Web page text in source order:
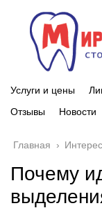
Услуги и цены
Отзывы
Новости
Главная ›
Почему